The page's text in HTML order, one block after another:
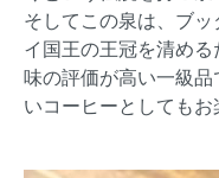
そしてこの泉は、ブ
イ国王の王冠を清める
味の評価が高い一級
いコーヒーとしてもお